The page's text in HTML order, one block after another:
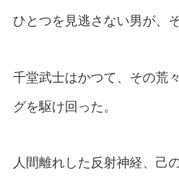
ひとつを見逃さない男が、
千堂武士はかつて、その荒
グを駆け回った。
人間離れした反射神経、己